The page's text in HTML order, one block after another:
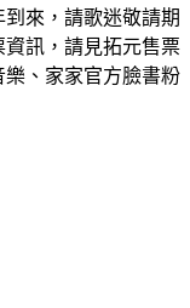
來，請歌迷敬請期
訊，請見拓元售票
、家家官方臉書粉